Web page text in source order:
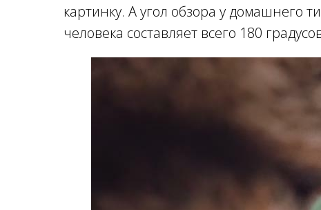
картинку. А угол обзора у домашнего
человека составляет всего 180